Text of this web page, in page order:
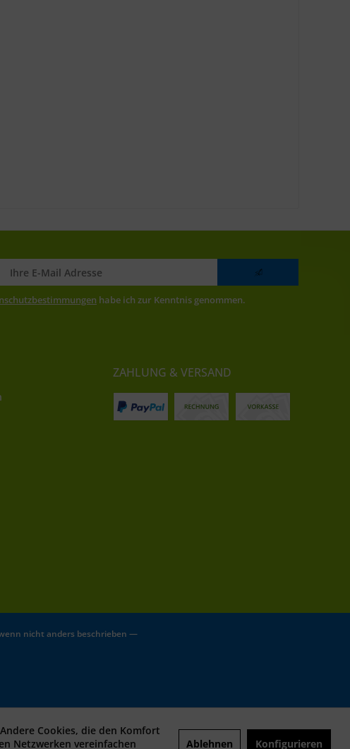
habe ich zur Kenntnis genommen.
ZAHLUNG & VERSAND
nicht anders beschrieben —
Cookies, die den Komfort
Netzwerken vereinfachen
Ablehnen Konfigurieren